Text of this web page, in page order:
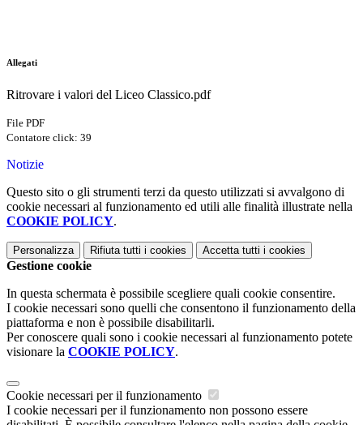
Allegati
Ritrovare i valori del Liceo Classico.pdf
File PDF
Contatore click: 39
Notizie
Questo sito o gli strumenti terzi da questo utilizzati si avvalgono di
cookie necessari al funzionamento ed utili alle finalità illustrate nella
COOKIE POLICY.
Personalizza Rifiuta tutti i cookies Accetta tutti i cookies
Gestione cookie
In questa schermata è possibile scegliere quali cookie consentire.
I cookie necessari sono quelli che consentono il funzionamento della
piattaforma e non è possibile disabilitarli.
Per conoscere quali sono i cookie necessari al funzionamento potete
visionare la COOKIE POLICY.
Cookie necessari per il funzionamento
I cookie necessari per il funzionamento non possono essere